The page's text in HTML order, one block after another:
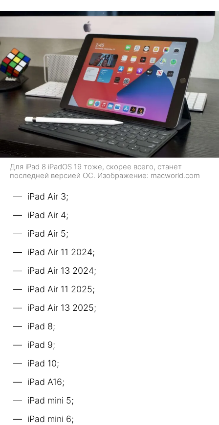
Для iPad 8 iPadOS 19 тоже, скорее всего, станет
последней версией ОС. Изображение: macworld.com
iPad Air 3;
iPad Air 4;
iPad Air 5;
iPad Air 11 2024;
iPad Air 13 2024;
iPad Air 11 2025;
iPad Air 13 2025;
iPad 8;
iPad 9;
iPad 10;
iPad A16;
iPad mini 5;
iPad mini 6;